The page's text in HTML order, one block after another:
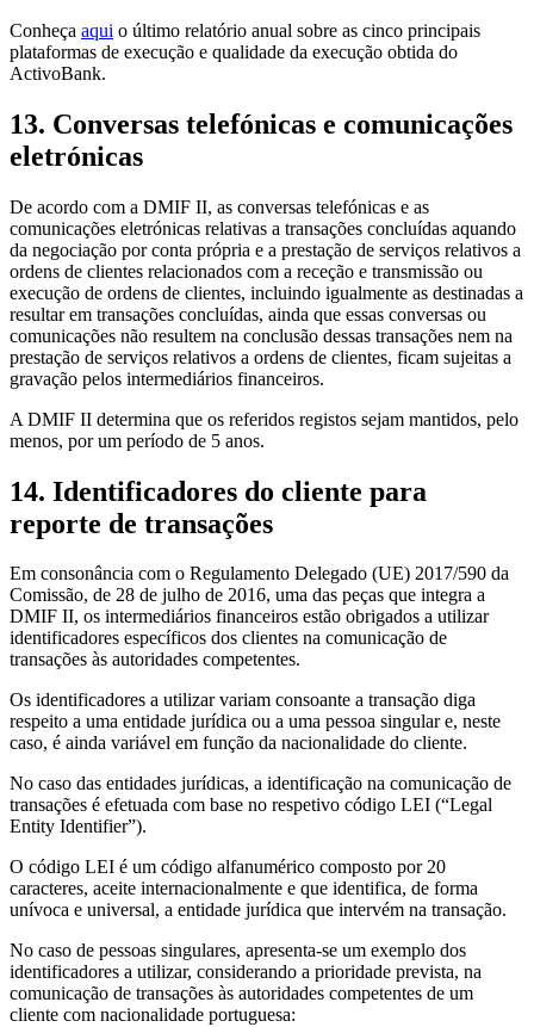
Conheça aqui o último relatório anual sobre as cinco principais
plataformas de execução e qualidade da execução obtida do
ActivoBank.
13. Conversas telefónicas e comunicações
eletrónicas
De acordo com a DMIF II, as conversas telefónicas e as
comunicações eletrónicas relativas a transações concluídas aquando
da negociação por conta própria e a prestação de serviços relativos a
ordens de clientes relacionados com a receção e transmissão ou
execução de ordens de clientes, incluindo igualmente as destinadas a
resultar em transações concluídas, ainda que essas conversas ou
comunicações não resultem na conclusão dessas transações nem na
prestação de serviços relativos a ordens de clientes, ficam sujeitas a
gravação pelos intermediários financeiros.
A DMIF II determina que os referidos registos sejam mantidos, pelo
menos, por um período de 5 anos.
14. Identificadores do cliente para
reporte de transações
Em consonância com o Regulamento Delegado (UE) 2017/590 da
Comissão, de 28 de julho de 2016, uma das peças que integra a
DMIF II, os intermediários financeiros estão obrigados a utilizar
identificadores específicos dos clientes na comunicação de
transações às autoridades competentes.
Os identificadores a utilizar variam consoante a transação diga
respeito a uma entidade jurídica ou a uma pessoa singular e, neste
caso, é ainda variável em função da nacionalidade do cliente.
No caso das entidades jurídicas, a identificação na comunicação de
transações é efetuada com base no respetivo código LEI (“Legal
Entity Identifier”).
O código LEI é um código alfanumérico composto por 20
caracteres, aceite internacionalmente e que identifica, de forma
unívoca e universal, a entidade jurídica que intervém na transação.
No caso de pessoas singulares, apresenta-se um exemplo dos
identificadores a utilizar, considerando a prioridade prevista, na
comunicação de transações às autoridades competentes de um
cliente com nacionalidade portuguesa: